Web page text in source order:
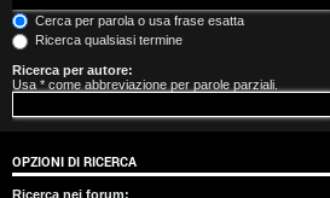
m
e
n
i
Cerca per parola o usa frase esatta
Ricerca qualsiasi termine
Ricerca per autore:
Usa * come abbreviazione per parole parziali.
OPZIONI DI RICERCA
Ricerca nei forum: